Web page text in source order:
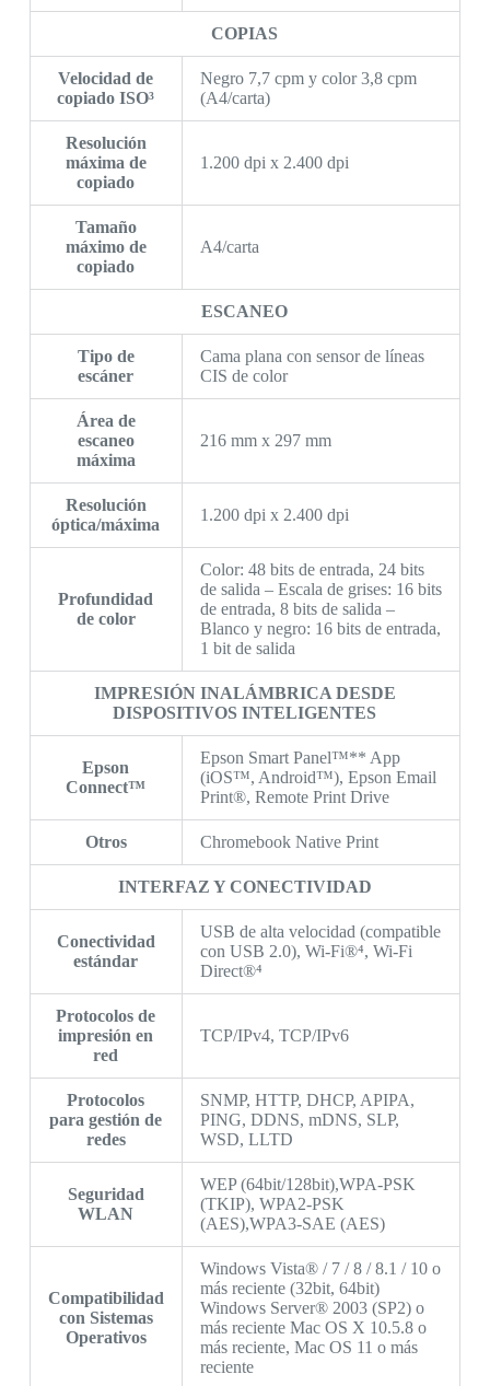
COPIAS
Velocidad de
copiado ISO³
Negro 7,7 cpm y color 3,8 cpm
(A4/carta)
Resolución
máxima de
copiado
1.200 dpi x 2.400 dpi
Tamaño
máximo de
copiado
A4/carta
ESCANEO
Tipo de
escáner
Cama plana con sensor de líneas
CIS de color
Área de
escaneo
máxima
216 mm x 297 mm
Resolución
óptica/máxima
1.200 dpi x 2.400 dpi
Profundidad
de color
Color: 48 bits de entrada, 24 bits
de salida – Escala de grises: 16 bits
de entrada, 8 bits de salida –
Blanco y negro: 16 bits de entrada,
1 bit de salida
IMPRESIÓN INALÁMBRICA DESDE
DISPOSITIVOS INTELIGENTES
Epson
Connect™
Epson Smart Panel™** App
(iOS™, Android™), Epson Email
Print®, Remote Print Drive
Otros Chromebook Native Print
INTERFAZ Y CONECTIVIDAD
Conectividad
estándar
USB de alta velocidad (compatible
con USB 2.0), Wi-Fi®⁴, Wi-Fi
Direct®⁴
Protocolos de
impresión en
red
TCP/IPv4, TCP/IPv6
Protocolos
para gestión de
redes
SNMP, HTTP, DHCP, APIPA,
PING, DDNS, mDNS, SLP,
WSD, LLTD
Seguridad
WLAN
WEP (64bit/128bit),WPA-PSK
(TKIP), WPA2-PSK
(AES),WPA3-SAE (AES)
Compatibilidad
con Sistemas
Operativos
Windows Vista® / 7 / 8 / 8.1 / 10 o
más reciente (32bit, 64bit)
Windows Server® 2003 (SP2) o
más reciente Mac OS X 10.5.8 o
más reciente, Mac OS 11 o más
reciente